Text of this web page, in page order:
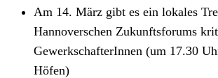
Am 14. März gibt es ein lokales
Hannoverschen Zukunftsforums
GewerkschafterInnen (um 17.30
Höfen)